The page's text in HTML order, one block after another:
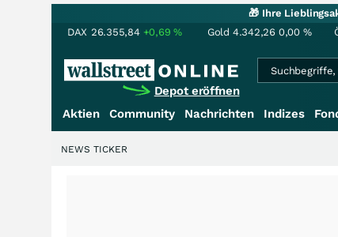
🎁 Ihre
DAX 26.355,84 +0,69% Gold 4.342,26 0,00 %
Depot eröffnen
Aktien Community Nachrichten Indizes
NEWS TICKER